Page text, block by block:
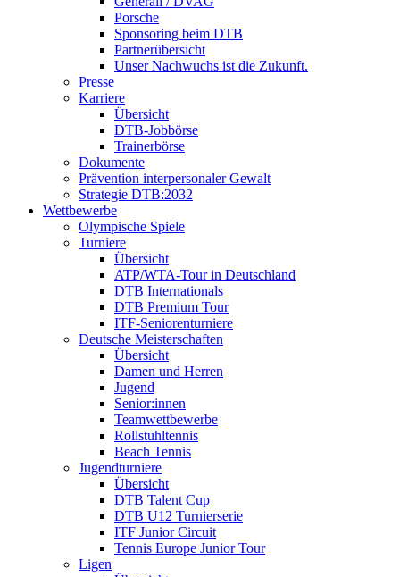
Porsche
Sponsoring beim DTB
Partnerübersicht
Unser Nachwuchs ist die Zukunft.
Presse
Karriere
Übersicht
DTB-Jobbörse
Trainerbörse
Dokumente
Prävention interpersonaler Gewalt
Strategie DTB:2032
Wettbewerbe
Olympische Spiele
Turniere
Übersicht
ATP/WTA-Tour in Deutschland
DTB Internationals
DTB Premium Tour
ITF-Seniorenturniere
Deutsche Meisterschaften
Übersicht
Damen und Herren
Jugend
Senior:innen
Teamwettbewerbe
Rollstuhltennis
Beach Tennis
Jugendturniere
Übersicht
DTB Talent Cup
DTB U12 Turnierserie
ITF Junior Circuit
Tennis Europe Junior Tour
Ligen